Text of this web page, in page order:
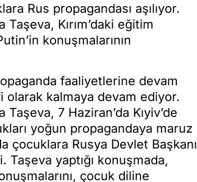
Rus propagandası aşılıyor.
Kırım’daki eğitim
konuşmalarının
faaliyetlerine devam
olarak kalmaya devam ediyor.
7 Haziran’da Kıyiv’de
yoğun propagandaya maruz
çocuklara Rusya Devlet Başkanı
yaptığı konuşmada,
çocuk diline